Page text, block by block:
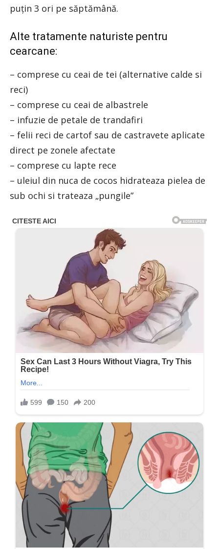
puţin 3 ori pe săptămână.
Alte tratamente naturiste pentru
cearcane:
– comprese cu ceai de tei (alternative calde si
reci)
– comprese cu ceai de albastrele
– infuzie de petale de trandafiri
– felii reci de cartof sau de castravete aplicate
direct pe zonele afectate
– comprese cu lapte rece
– uleiul din nuca de cocos hidrateaza pielea de
sub ochi si trateaza „pungile”